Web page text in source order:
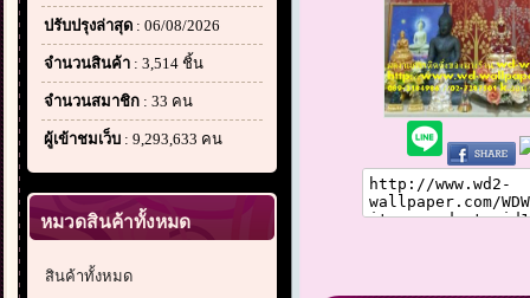
ปรับปรุงล่าสุด : 06/08/2026
จำนวนสินค้า : 3,514 ชิ้น
จำนวนสมาชิก : 33 คน
ผู้เข้าชมเว็บ : 9,293,633 คน
หมวดสินค้าทั้งหมด
สินค้าทั้งหมด